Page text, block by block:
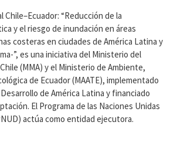
Chile–Ecuador: “Reducción de la
y el riesgo de inundación en áreas
costeras en ciudades de América Latina y
”, es una iniciativa del Ministerio del
(MMA) y el Ministerio de Ambiente,
de Ecuador (MAATE), implementado
de América Latina y financiado
El Programa de las Naciones Unidas
actúa como entidad ejecutora.